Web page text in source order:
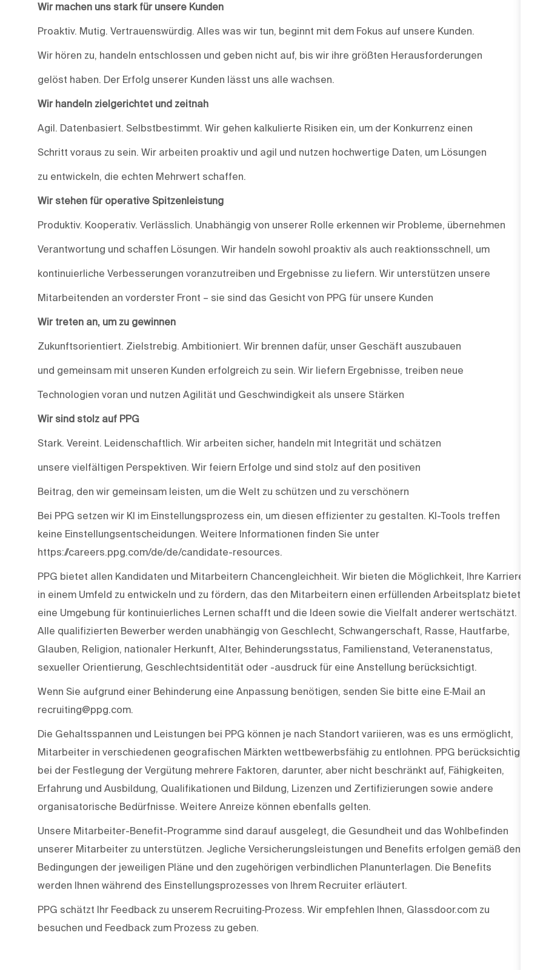
Wir machen uns stark für unsere Kunden
Proaktiv. Mutig. Vertrauenswürdig. Alles was wir tun, beginnt mit dem Fokus auf unsere Kunden.
Wir hören zu, handeln entschlossen und geben nicht auf, bis wir ihre größten Herausforderungen
gelöst haben. Der Erfolg unserer Kunden lässt uns alle wachsen.
Wir handeln zielgerichtet und zeitnah
Agil. Datenbasiert. Selbstbestimmt. Wir gehen kalkulierte Risiken ein, um der Konkurrenz einen
Schritt voraus zu sein. Wir arbeiten proaktiv und agil und nutzen hochwertige Daten, um Lösungen
zu entwickeln, die echten Mehrwert schaffen.
Wir stehen für operative Spitzenleistung
Produktiv. Kooperativ. Verlässlich. Unabhängig von unserer Rolle erkennen wir Probleme, übernehmen
Verantwortung und schaffen Lösungen. Wir handeln sowohl proaktiv als auch reaktionsschnell, um
kontinuierliche Verbesserungen voranzutreiben und Ergebnisse zu liefern. Wir unterstützen unsere
Mitarbeitenden an vorderster Front – sie sind das Gesicht von PPG für unsere Kunden
Wir treten an, um zu gewinnen
Zukunftsorientiert. Zielstrebig. Ambitioniert. Wir brennen dafür, unser Geschäft auszubauen
und gemeinsam mit unseren Kunden erfolgreich zu sein. Wir liefern Ergebnisse, treiben neue
Technologien voran und nutzen Agilität und Geschwindigkeit als unsere Stärken
Wir sind stolz auf PPG
Stark. Vereint. Leidenschaftlich. Wir arbeiten sicher, handeln mit Integrität und schätzen
unsere vielfältigen Perspektiven. Wir feiern Erfolge und sind stolz auf den positiven
Beitrag, den wir gemeinsam leisten, um die Welt zu schützen und zu verschönern
Bei PPG setzen wir KI im Einstellungsprozess ein, um diesen effizienter zu gestalten. KI-Tools treffen
keine Einstellungsentscheidungen. Weitere Informationen finden Sie unter
https://careers.ppg.com/de/de/candidate-resources.
PPG bietet allen Kandidaten und Mitarbeitern Chancengleichheit. Wir bieten die Möglichkeit, Ihre Karriere
in einem Umfeld zu entwickeln und zu fördern, das den Mitarbeitern einen erfüllenden Arbeitsplatz bietet,
eine Umgebung für kontinuierliches Lernen schafft und die Ideen sowie die Vielfalt anderer wertschätzt.
Alle qualifizierten Bewerber werden unabhängig von Geschlecht, Schwangerschaft, Rasse, Hautfarbe,
Glauben, Religion, nationaler Herkunft, Alter, Behinderungsstatus, Familienstand, Veteranenstatus,
sexueller Orientierung, Geschlechtsidentität oder -ausdruck für eine Anstellung berücksichtigt.
Wenn Sie aufgrund einer Behinderung eine Anpassung benötigen, senden Sie bitte eine E‑Mail an
recruiting@ppg.com.
Die Gehaltsspannen und Leistungen bei PPG können je nach Standort variieren, was es uns ermöglicht,
Mitarbeiter in verschiedenen geografischen Märkten wettbewerbsfähig zu entlohnen. PPG berücksichtigt
bei der Festlegung der Vergütung mehrere Faktoren, darunter, aber nicht beschränkt auf, Fähigkeiten,
Erfahrung und Ausbildung, Qualifikationen und Bildung, Lizenzen und Zertifizierungen sowie andere
organisatorische Bedürfnisse. Weitere Anreize können ebenfalls gelten.
Unsere Mitarbeiter-Benefit-Programme sind darauf ausgelegt, die Gesundheit und das Wohlbefinden
unserer Mitarbeiter zu unterstützen. Jegliche Versicherungsleistungen und Benefits erfolgen gemäß den
Bedingungen der jeweiligen Pläne und den zugehörigen verbindlichen Planunterlagen. Die Benefits
werden Ihnen während des Einstellungsprozesses von Ihrem Recruiter erläutert.
PPG schätzt Ihr Feedback zu unserem Recruiting‑Prozess. Wir empfehlen Ihnen, Glassdoor.com zu
besuchen und Feedback zum Prozess zu geben.